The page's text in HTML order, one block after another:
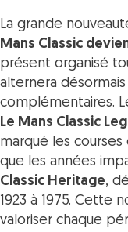
La grande
Mans Classic
présent organisé
alternera
complémentaires.
Le Mans Classic
marqué les
que les années
Classic Heritage,
1923 à 1975. Cette
valoriser chaque